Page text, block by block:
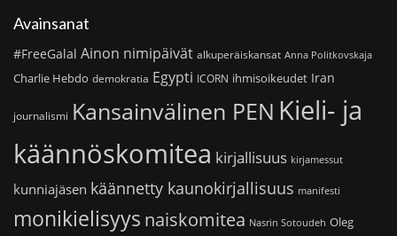
Avainsanat
#FreeGalal Ainon nimipäivät alkuperäiskansat Anna Politkovskaja
Charlie Hebdo demokratia Egypti ICORN ihmisoikeudet Iran
journalismi Kansainvälinen PEN Kieli- ja
käännöskomitea kirjallisuus kirjamessut
kunniajäsen käännetty kaunokirjallisuus manifesti
monikielisyys naiskomitea Nasrin Sotoudeh Oleg